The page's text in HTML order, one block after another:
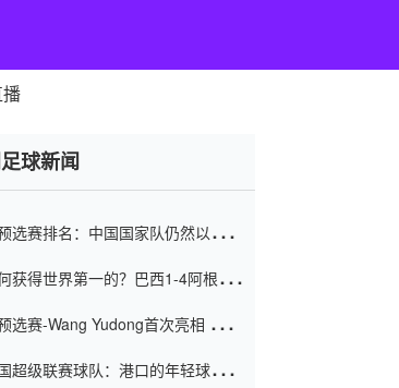
球新闻
选赛排名：中国国家队仍然以6分
获得世界第一的？巴西1-4阿根
选赛-Wang Yudong首次亮相 中国
超级联赛球队：港口的年轻球员在